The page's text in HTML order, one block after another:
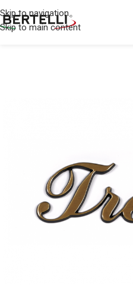
Skip to navigation
Skip to main content